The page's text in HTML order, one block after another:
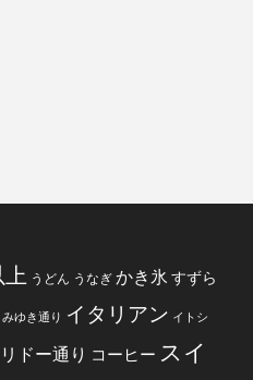
うどん うなぎ かき氷 すずら
みゆき通り イタリアン イトシ
ドー通り コーヒー スイ